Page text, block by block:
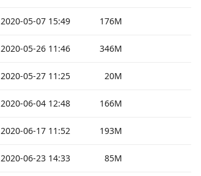
2020-05-07 15:49 176M
2020-05-26 11:46 346M
2020-05-27 11:25 20M
2020-06-04 12:48 166M
2020-06-17 11:52 193M
2020-06-23 14:33 85M